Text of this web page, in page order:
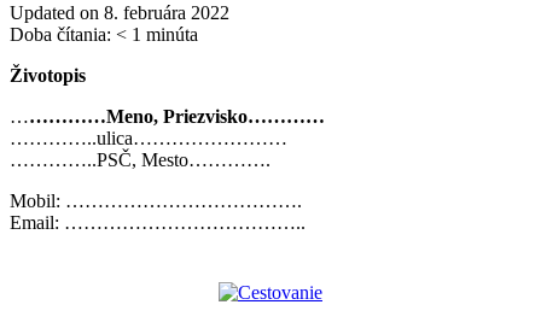
Updated on 8. februára 2022
Doba čítania: < 1 minúta
Životopis
……………Meno, Priezvisko…………
…………..ulica……………………
…………..PSČ, Mesto………….
Mobil: ……………………………….
Email: ………………………………..